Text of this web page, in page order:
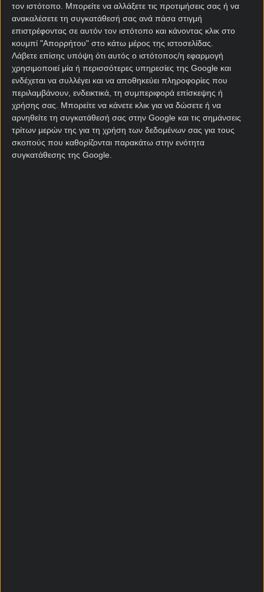
τον ιστότοπο. Μπορείτε να αλλάξετε τις προτιμήσεις σας ή να
ανακαλέσετε τη συγκατάθεσή σας ανά πάσα στιγμή
επιστρέφοντας σε αυτόν τον ιστότοπο και κάνοντας κλικ στο
κουμπί "Απορρήτου" στο κάτω μέρος της ιστοσελίδας.
Λάβετε επίσης υπόψη ότι αυτός ο ιστότοπος/η εφαρμογή
χρησιμοποιεί μία ή περισσότερες υπηρεσίες της Google και
ενδέχεται να συλλέγει και να αποθηκεύει πληροφορίες που
περιλαμβάνουν, ενδεικτικά, τη συμπεριφορά επίσκεψης ή
χρήσης σας. Μπορείτε να κάνετε κλικ για να δώσετε ή να
αρνηθείτε τη συγκατάθεσή σας στην Google και τις σημάνσεις
τρίτων μερών της για τη χρήση των δεδομένων σας για τους
σκοπούς που καθορίζονται παρακάτω στην ενότητα
συγκατάθεσης της Google.
άντεξε για πέντε μήνες στο τιμόνι της.
Έκανε μία τριετή αποχή για τους πάγκους, ώστε να
καθαρίσει το μυαλό του και να σκεφτεί αν
πραγματικά θέλει να συνεχίσει να είναι
προπονητής.
Και η επόμενη επιλογή του ήταν απολύτως
ανατρεπτική. Ταξίδεψε στο Μεντόσα για να
αναλάβει μία ομάδα τρίτης κατηγορίας, που πήγαινε
ολοταχώς προς τον υποβιβασμό.
Επέλεξε τον κοιμώμενο γίγαντα της περιοχής, την